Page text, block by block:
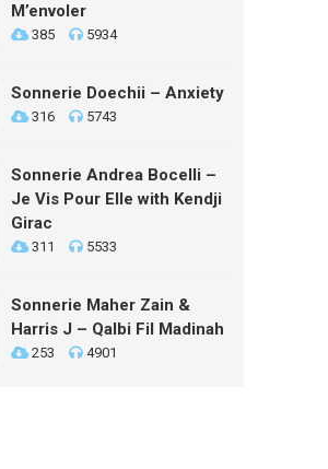
M’envoler
385 5934
Sonnerie Doechii – Anxiety
316 5743
Sonnerie Andrea Bocelli –
Je Vis Pour Elle with Kendji
Girac
311 5533
Sonnerie Maher Zain &
Harris J – Qalbi Fil Madinah
253 4901